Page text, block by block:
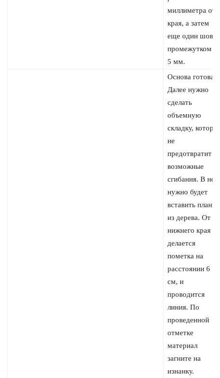
миллиметра от
края, а затем
еще один шов с
промежутком в
5 мм.
Основа готова.
Далее нужно
сделать
объемную
складку, которая
не
предотвратит
возможные
сгибания. В нее
нужно будет
вставить планку
из дерева. От
нижнего края
делается
пометка на
расстоянии 6
см, и
проводится
линия. По
проведенной
отметке
материал
загните на
изнанку.